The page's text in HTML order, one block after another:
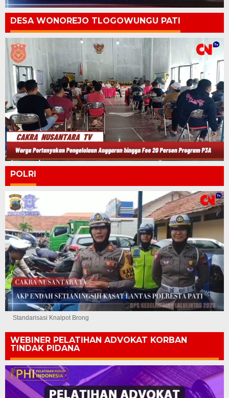
DESA WONOREJO TLOGOWUNGU PATI
POLRI
Standarisasi Knalpot Brong
WEBINER PELATIHAN ADVOKAT KORBAN
TINDAK PIDANA